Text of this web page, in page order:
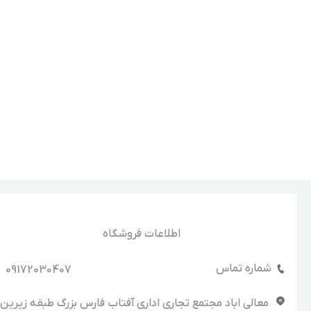
اطلاعات فروشگاه
شماره تماس 09172030407
معالی اباد مجتمع تجاری اداری آفتاب فارس بزرگ طبقه زیرین